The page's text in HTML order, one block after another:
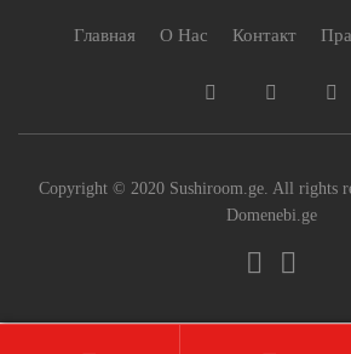
Главная О Нас Контакт
Copyright © 2020 Sushiroom.ge. All rights
Domenebi.ge